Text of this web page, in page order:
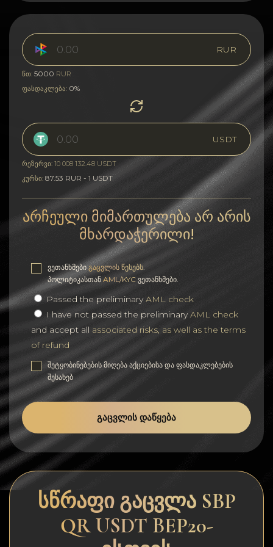
RUR
წთ: 5000 RUR
ფასდაკლება: 0%
USDT
რეზერვი: 10 008 132.48 USDT
კურსი: 87.53 RUR - 1 USDT
არჩეული მიმართულება არ არის
მხარდაჭერილი!
ვეთანხმებიგაცვლის წესებს
პოლიტიკასთან AML/KYC ვეთანხმები.
Passed the preliminaryAML check
I have not passed the preliminaryAML check
and accept all associated risks, as well as the terms
of refund
შეტყობინებების მიღება აქციებისა და ფასდაკლებების
შესახებ
ᲒᲐᲪᲕᲚᲘᲡ ᲓᲐᲬᲧᲔᲑᲐ
სწრაფი გაცვლა SBP
QR USDT BEP20-